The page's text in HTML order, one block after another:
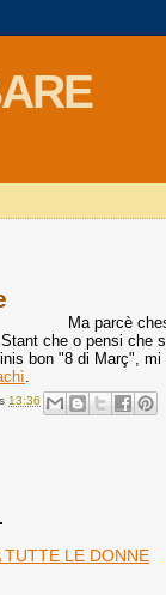
Ma parcè
che o pensi che
bon "8 di Març",
.
13:36
TUTTE LE DONNE